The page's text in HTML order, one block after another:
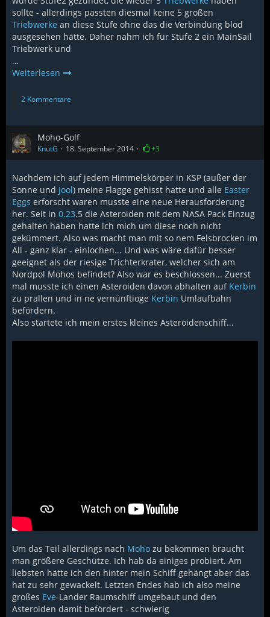
sollte - allerdings passten diesmal keine 5 großen
Triebwerke an diese Stufe ohne das die Verbindung blöd
ausgesehen hätte. Daher nahm ich für Stufe 2 ein MainSail
Triebwerk und
…
Weiterlesen
2 Kommentare
Moho-Golf
KnutG 18. September 2014 +3
Nachdem ich auf jedem Himmelskörper in KSP (außer der
Sonne und Jool) meine Flagge gehisst hatte und alle Easter
Eggs erforscht waren musste eine neue Herausforderung
her. Seit in 0.23.5 die Asteroiden mit dem NASA Pack Einzug
gehalten haben hatte ich mich um diese noch nicht
gekümmert. Also was macht man mit so nem Felsbrocken im
All - ganz klar - einlochen... Und was wäre dafür besser
geeignet als der riesige Trichterkrater, welcher sich am
Nordpol Mohos befindet? Also war es beschlossen... Zuerst
mal musste ich einen Asteroiden davon abhalten auf Kerbin
zu prallen und in ne vernünftioge Kerbin Umlaufbahn
befördern.
Also startete ich mein erstes kleines Asteroidenschiff...
Um das Teil allerdings nach Moho zu bekommen braucht
man größere Geschütze. Ich hab da einiges probiert. Am
liebsten hätte ich den hinter mein Schiff gehängt aber das
hat zu sehr gewackelt. Letzten Endes hab ich also meine
großes Eve-Lander Raumschiff umgebaut und den
Asteroiden damit befördert - schwierig